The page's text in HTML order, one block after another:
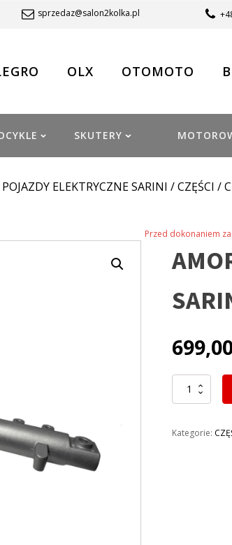
sprzedaz@salon2kolka.pl
OLX OTOMOTO
SKUTERY
POJAZDY ELEKTRYCZNE SARINI /CZĘŚCI /
Przed dokonaniem
ilość
AMORTYZATOR
SARINI
Kategorie: